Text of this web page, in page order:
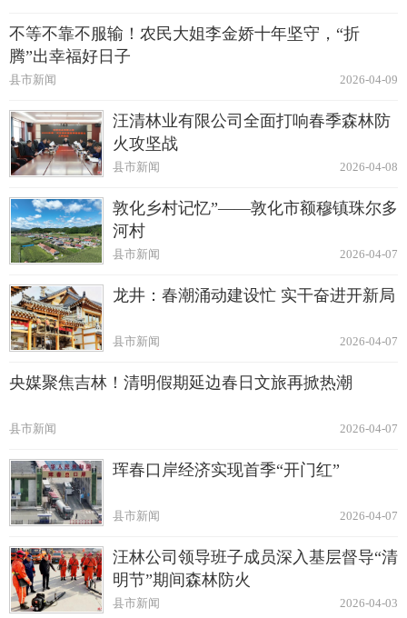
不等不靠不服输！农民大姐李金娇十年坚守，“折
腾”出幸福好日子
2026-04-09
县市新闻
汪清林业有限公司全面打响春季森林防
火攻坚战
2026-04-08
县市新闻
敦化乡村记忆”——敦化市额穆镇珠尔多
河村
2026-04-07
县市新闻
龙井：春潮涌动建设忙 实干奋进开新局
2026-04-07
县市新闻
央媒聚焦吉林！清明假期延边春日文旅再掀热潮
2026-04-07
县市新闻
珲春口岸经济实现首季“开门红”
2026-04-07
县市新闻
汪林公司领导班子成员深入基层督导“清
明节”期间森林防火
2026-04-03
县市新闻